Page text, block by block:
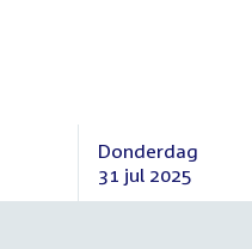
Donderdag
31 jul 2025
Donderdag